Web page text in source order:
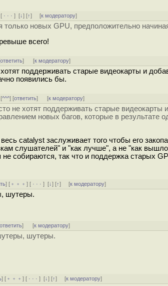
· · ·][↓] [↑] [к модератору]
только новых GPU, предположительно
всего!
ответить] [к модератору]
хотят поддерживать старые видеокарты и
появились бы.
^^^] [ответить] [к модератору]
не хотят поддерживать старые видеокарты и
новых багов, которые в результате
catalyst заслуживает того чтобы его
слушателей" и "как лучше", а не "как
не собираются, так что и поддержка старых
] [ ﹢﹢﹢] [ · · ·][↓] [↑] [к модератору]
шутеры.
ответить] [к модератору]
шутеры.
] [ ﹢﹢﹢] [ · · ·][↓] [↑] [к модератору]